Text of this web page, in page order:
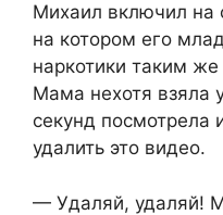
Михаил включил на
на котором его
наркотики таким
Мама нехотя взяла
секунд посмотрела
удалить это видео.
— Удаляй, удаляй!